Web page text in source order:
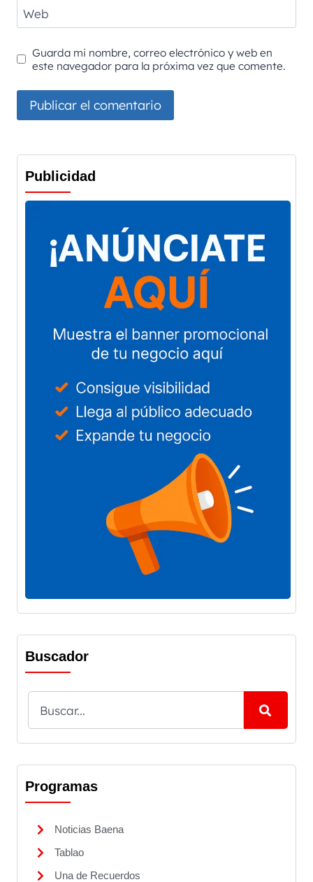
Web
Guarda mi nombre, correo electrónico y web en
este navegador para la próxima vez que comente.
Publicidad
Buscador
Programas
Noticias Baena
Tablao
Una de Recuerdos